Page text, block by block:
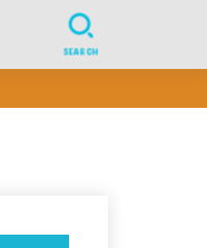
SEARCH